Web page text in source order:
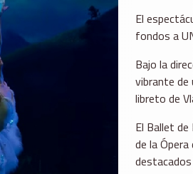
El
fondos a
Bajo la
vibrante de
libreto de
El Ballet
de la